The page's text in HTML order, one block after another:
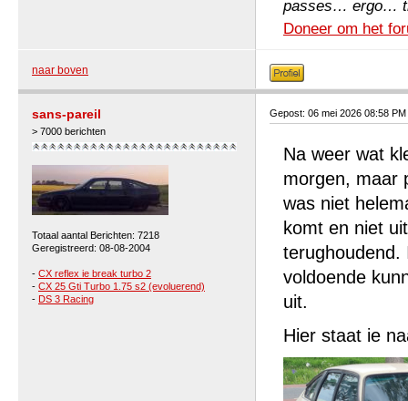
passes… ergo…
Doneer om het
naar boven
sans-pareil
> 7000 berichten
Totaal aantal Berichten: 7218
Geregistreerd: 08-08-2004
- CX reflex ie break turbo 2
- CX 25 Gti Turbo 1.75 s2 (evoluerend)
- DS 3 Racing
Gepost: 06 mei 2026 08:58 PM
Na weer wat
morgen, maar
was niet
komt en niet
terughoudend.
voldoende
uit.
Hier staat ie